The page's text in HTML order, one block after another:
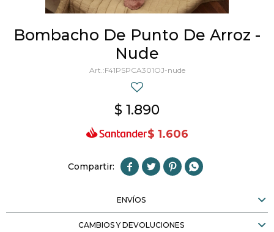
Bombacho De Punto De Arroz -
Nude
F41PSPCA301OJ-nude
$ 1.890
$ 1.606
   
ENVÍOS
CAMBIOS Y DEVOLUCIONES